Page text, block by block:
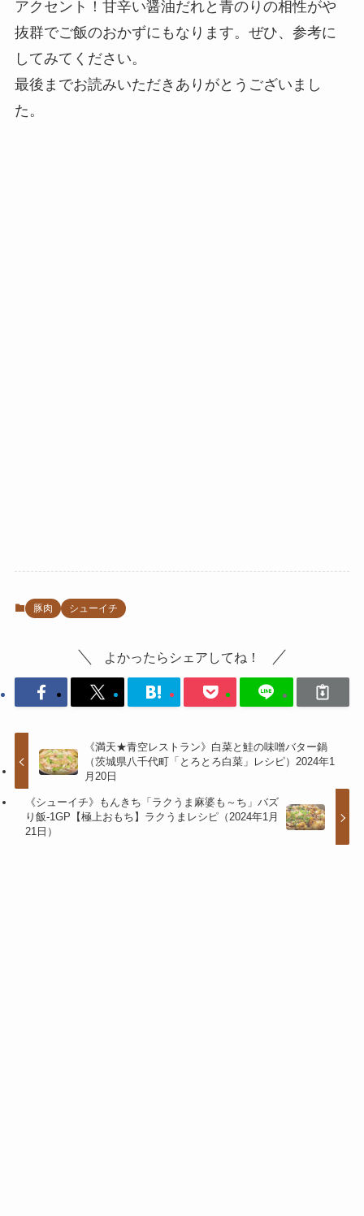
アクセント！甘辛い醤油だれと青のりの相性がや
抜群でご飯のおかずにもなります。ぜひ、参考に
してみてください。
最後までお読みいただきありがとうございまし
た。
豚肉 シューイチ
よかったらシェアしてね！
《満天★青空レストラン》白菜と鮭の味噌バター鍋
（茨城県八千代町「とろとろ白菜」レシピ）2024年1
月20日
《シューイチ》もんきち「ラクうま麻婆も～ち」バズ
り飯-1GP【極上おもち】ラクうまレシピ（2024年1月
21日）